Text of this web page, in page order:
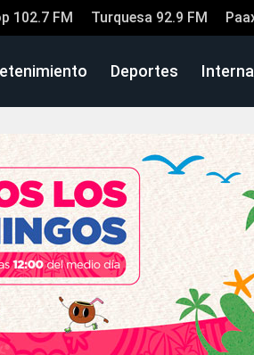
102.7 FM Turquesa 92.9 FM
Deportes